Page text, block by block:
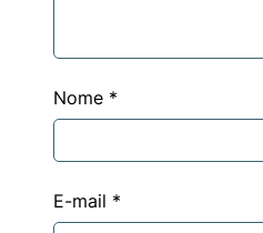
Nome *
E-mail *